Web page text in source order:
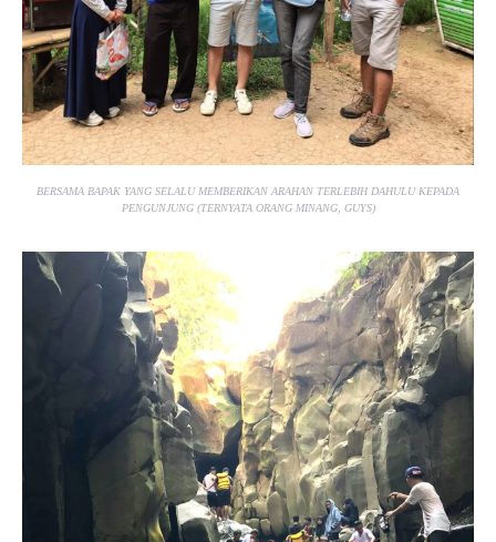
BERSAMA BAPAK YANG SELALU MEMBERIKAN ARAHAN TERLEBIH DAHULU KEPADA
PENGUNJUNG (TERNYATA ORANG MINANG, GUYS)